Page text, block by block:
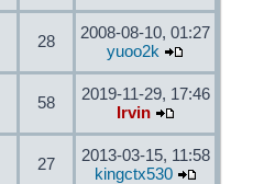
28
2008-08-10, 01:27
yuoo2k
58
2019-11-29, 17:46
Irvin
27
2013-03-15, 11:58
kingctx530